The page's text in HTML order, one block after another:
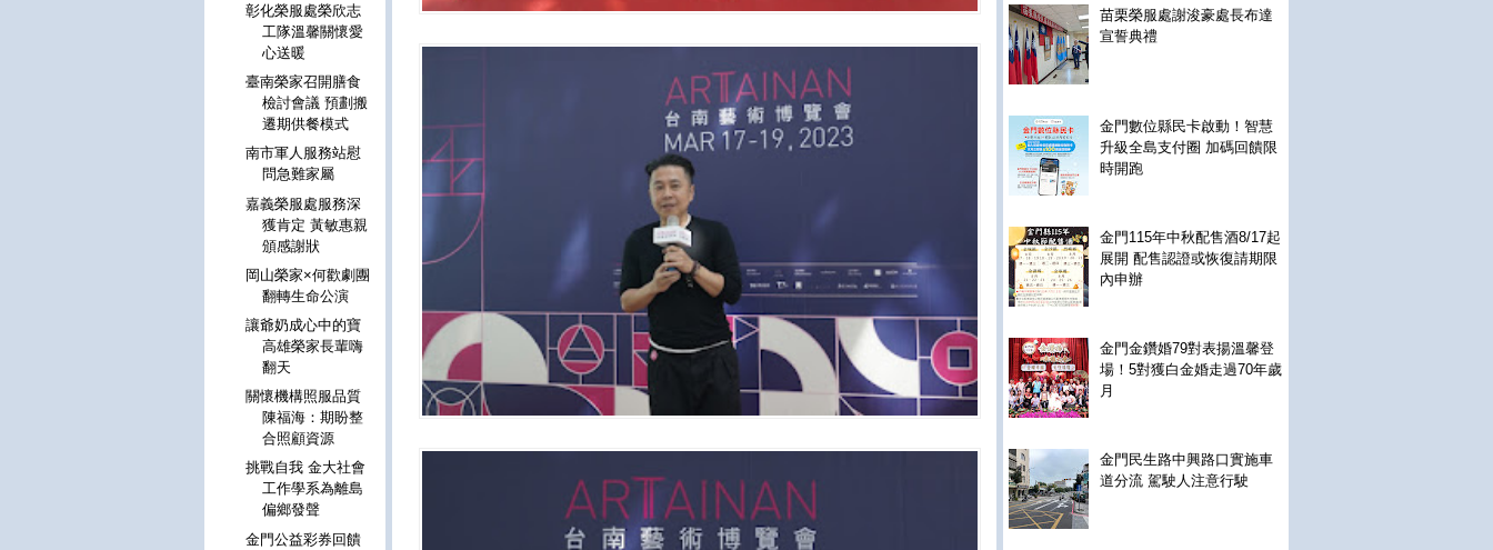
苗栗榮服處謝浚豪處長布達
宣誓典禮
金門數位縣民卡啟動！智慧
升級全島支付圈 加碼回饋限
時開跑
金門115年中秋配售酒8/17起
展開 配售認證或恢復請期限
內申辦
金門金鑽婚79對表揚溫馨登
場！5對獲白金婚走過70年歲
月
金門民生路中興路口實施車
道分流 駕駛人注意行駛
彰化榮服處榮欣志
工隊溫馨關懷愛
心送暖
臺南榮家召開膳食
檢討會議 預劃搬
遷期供餐模式
南市軍人服務站慰
問急難家屬
嘉義榮服處服務深
獲肯定 黃敏惠親
頒感謝狀
岡山榮家×何歡劇團
翻轉生命公演
讓爺奶成心中的寶
高雄榮家長輩嗨
翻天
關懷機構照服品質
陳福海：期盼整
合照顧資源
挑戰自我 金大社會
工作學系為離島
偏鄉發聲
金門公益彩券回饋